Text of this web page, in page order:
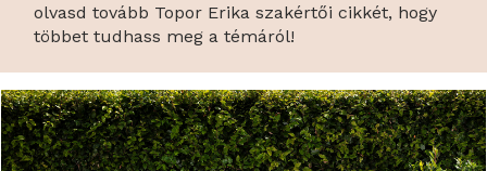
olvasd tovább Topor Erika szakértői cikkét, hogy
többet tudhass meg a témáról!